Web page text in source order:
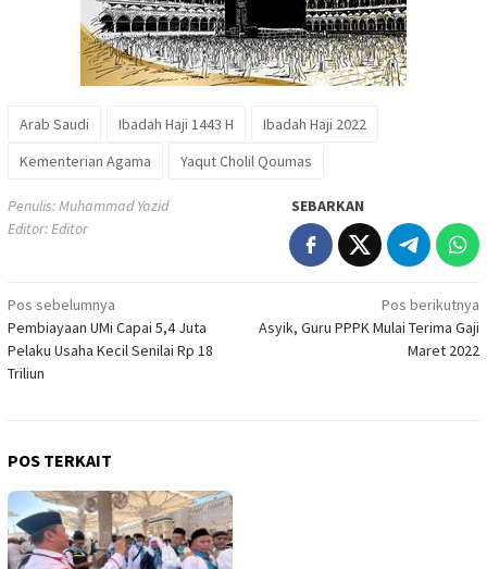
Arab Saudi Ibadah Haji 1443 H
Ibadah Haji 2022
Kementerian Agama
Yaqut Cholil Qoumas
Penulis: Muhammad Yazid
Editor: Editor
SEBARKAN
Navigasi
pos
Pos sebelumnya
Pembiayaan UMi Capai 5,4 Juta
Pelaku Usaha Kecil Senilai Rp 18
Triliun
Pos berikutnya
Asyik, Guru PPPK Mulai Terima Gaji
Maret 2022
POS TERKAIT